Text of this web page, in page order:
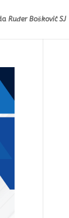
Ruđer Bošković SJ